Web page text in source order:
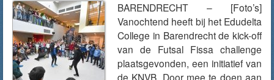
BARENDRECHT – [Foto’s]
Vanochtend heeft bij het Edudelta
College in Barendrecht de kick-off
van de Futsal Fissa challenge
plaatsgevonden, een initiatief van
de KNVB. Door mee te doen aan